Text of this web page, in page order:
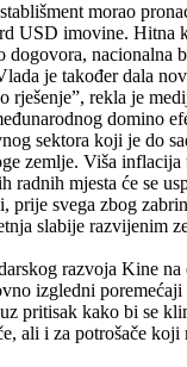
morao
USD imovine.
dogovora,
je također dala
rekla je
domino
sektora koji je do
zemlje. Viša
mjesta će se
svega zbog
slabije razvijenim
razvoja Kine na
izgledni
pritisak kako bi se
ali i za potrošače